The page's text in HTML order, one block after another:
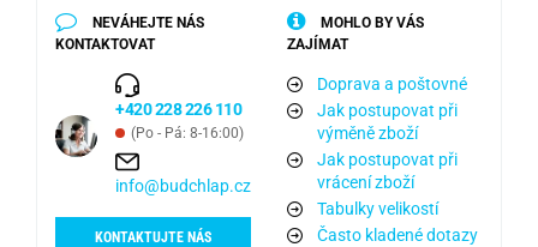
NEVÁHEJTE NÁS
KONTAKTOVAT
+420 228 226 110
(Po - Pá: 8-16:00)
info@budchlap.cz
KONTAKTUJTE NÁS
MOHLO BY VÁS
ZAJÍMAT
Doprava a poštovné
Jak postupovat při
výměně zboží
Jak postupovat při
vrácení zboží
Tabulky velikostí
Často kladené dotazy